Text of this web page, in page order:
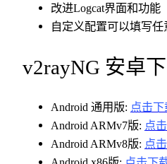
改进Logcat界面和功能
自定义配置可以填写任
v2rayNG 安卓
Android 通用版: 点击下
Android ARMv7版: 点
Android ARMv8版: 点